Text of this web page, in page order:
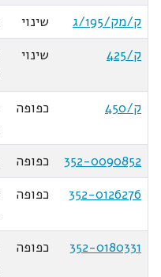
ק/מק/195/ג
שינוי
ק/425
שינוי
ק/450
כפופה
352-0090852
כפופה
352-0126276
כפופה
352-0180331
כפופה